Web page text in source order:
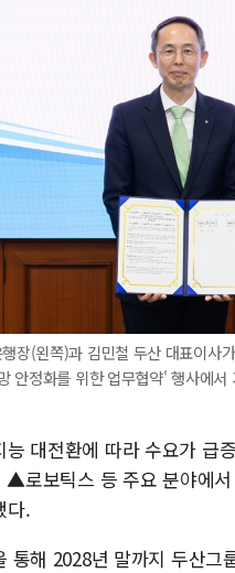
장(왼쪽)과 김민철 두산 대표이사
안정화를 위한 업무협약' 행사에
능 대전환에 따라 수요가
로보틱스 등 주요 분야에
다.
통해 2028년 말까지 두산